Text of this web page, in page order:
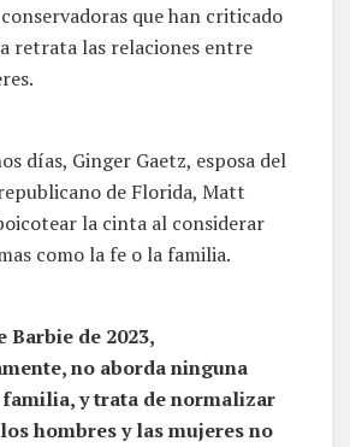
que han criticado
retrata las relaciones entre
días, Ginger Gaetz, esposa del
de Florida, Matt
la cinta al considerar
como la fe o la familia.
Barbie de 2023,
no aborda ninguna
y trata de normalizar
hombres y las mujeres no